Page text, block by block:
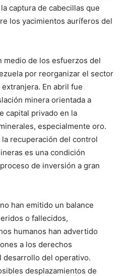
captura de cabecillas que
los yacimientos auríferos del
medio de los esfuerzos del
por reorganizar el sector
En abril fue
minera orientada a
capital privado en la
especialmente oro.
recuperación del control
es una condición
de inversión a gran
han emitido un balance
o fallecidos,
humanos han advertido
a los derechos
desarrollo del operativo.
desplazamientos de